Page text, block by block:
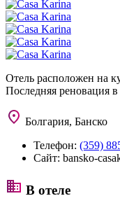
Отель расположен на
Последняя реновация в
Болгария, Банско
Телефон: (359)
Сайт: bansko-
В отеле